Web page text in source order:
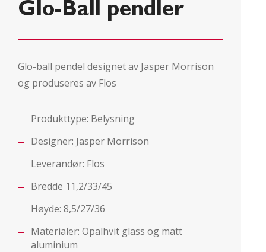
Glo-Ball pendler
Glo-ball pendel designet av Jasper Morrison
og produseres av Flos
Produkttype: Belysning
Designer: Jasper Morrison
Leverandør: Flos
Bredde 11,2/33/45
Høyde: 8,5/27/36
Materialer: Opalhvit glass og matt
aluminium